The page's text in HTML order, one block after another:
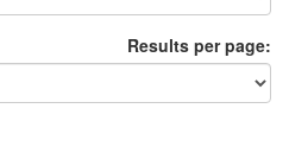
Results per page: